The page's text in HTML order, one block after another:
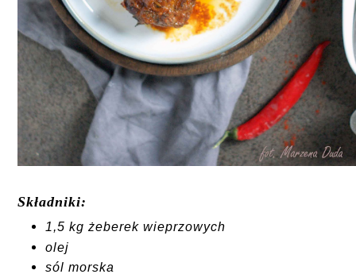
Składniki:
1,5 kg żeberek wieprzowych
olej
sól morska